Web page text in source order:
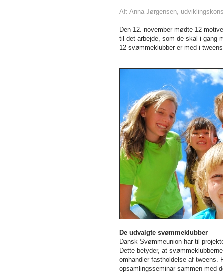
Af: Anna Jørgensen,
Den 12. november mødte 12
til det arbejde, som de skal i gang
12 svømmeklubber er med i
De udvalgte svømmeklubber
Dansk Svømmeunion har til
Dette betyder, at
omhandler fastholdelse af
opsamlingsseminar sammen med